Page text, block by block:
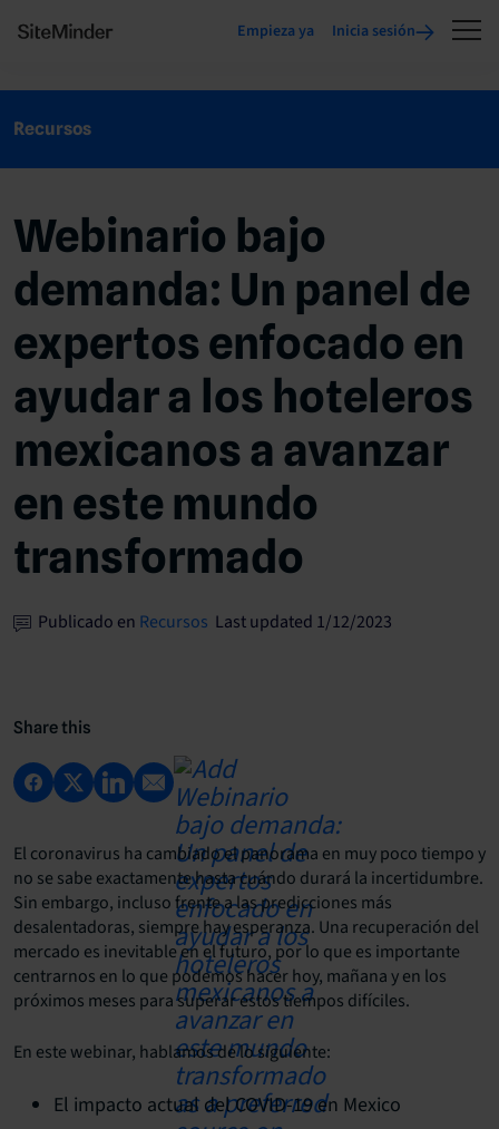
Empieza ya Inicia sesión
Recursos
Webinario bajo
demanda: Un panel de
expertos enfocado en
ayudar a los hoteleros
mexicanos a avanzar
en este mundo
transformado
Publicado en Recursos Last updated 1/12/2023
Share this
El coronavirus ha cambiado el panorama en muy poco tiempo y
no se sabe exactamente hasta cuándo durará la incertidumbre.
Sin embargo, incluso frente a las predicciones más
desalentadoras, siempre hay esperanza. Una recuperación del
mercado es inevitable en el futuro, por lo que es importante
centrarnos en lo que podemos hacer hoy, mañana y en los
próximos meses para superar estos tiempos difíciles.
En este webinar, hablamos de lo siguiente:
El impacto actual del COVID-19 en Mexico